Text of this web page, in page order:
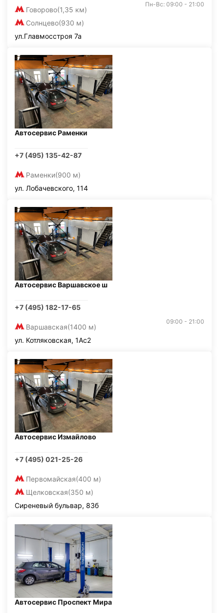
Говорово(1,35 км)
Солнцево(930 м)
Пн-Вс: 09:00 - 21:00
ул.Главмосстроя 7а
Автосервис Раменки
+7 (495) 135-42-87
Раменки(900 м)
ул. Лобачевского, 114
Автосервис Варшавское ш
+7 (495) 182-17-65
Варшавская(1400 м)
09:00 - 21:00
ул. Котляковская, 1Ас2
Автосервис Измайлово
+7 (495) 021-25-26
Первомайская(400 м)
Щелковская(350 м)
Сиреневый бульвар, 83б
Автосервис Проспект Мира